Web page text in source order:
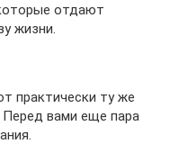
отдают
жизни.
практически ту же
вами еще пара